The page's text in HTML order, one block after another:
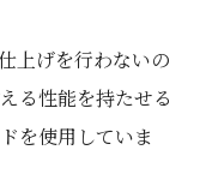
上げを行わないの
る性能を持たせる
を使用していま